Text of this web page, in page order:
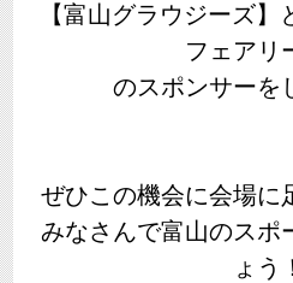
【富山グラウジーズ
フェアリ
のスポンサーを
ぜひこの機会に会場に
みなさんで富山のスポ
ょう！